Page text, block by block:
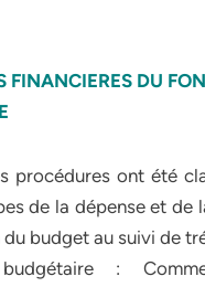
FINANCIERES DU
procédures ont été
de la dépense et de
budget au suivi de
budgétaire :